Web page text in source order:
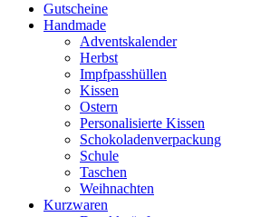
Gutscheine
Handmade
Adventskalender
Herbst
Impfpasshüllen
Kissen
Ostern
Personalisierte Kissen
Schokoladenverpackung
Schule
Taschen
Weihnachten
Kurzwaren